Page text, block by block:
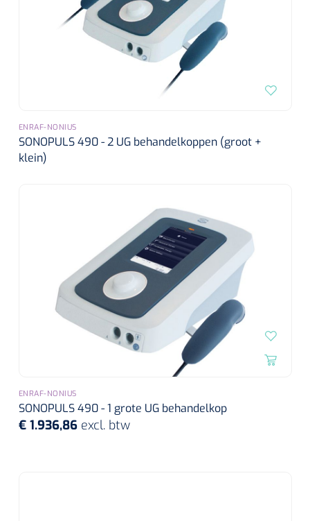
Alginaten
ENRAF-NONIUS
SONOPULS 490 - 2 UG behandelkoppen (groot +
klein)
ENRAF-NONIUS
SONOPULS 490 - 1 grote UG behandelkop
€ 1.936,86 excl. btw